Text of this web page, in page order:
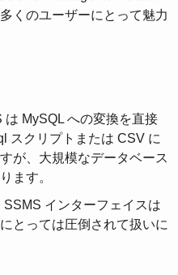
くのユーザーにとって魅力
は MySQL への変換を直接
スクリプトまたは CSV に
が、大規模なデータベース
ます。
SSMS インターフェイスは
とっては圧倒されて扱いに